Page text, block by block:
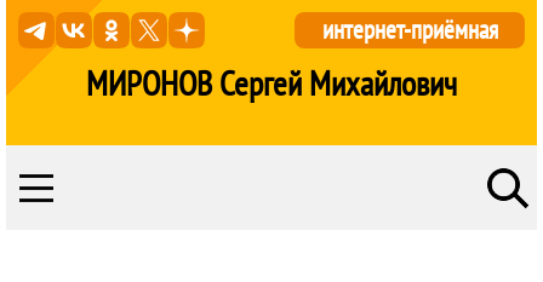
МИРОНОВ Сергей Михайлович
интернет-приёмная